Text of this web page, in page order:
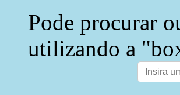
Pode procurar
utilizando a